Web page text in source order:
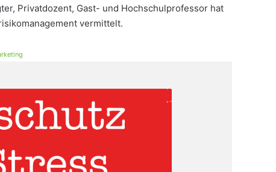
Privatdozent, Gast- und Hochschulprofessor hat
vermittelt.